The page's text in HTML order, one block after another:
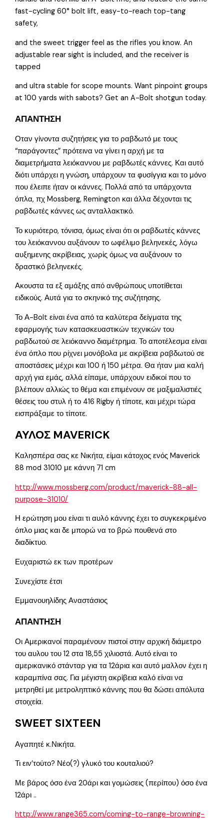
fast-cycling 60° bolt lift, easy-to-reach top-tang
safety,
and the sweet trigger feel as the rifles you know. An
adjustable rear sight is included, and the receiver is
tapped
and ultra stable for scope mounts. Want pinpoint groups
at 100 yards with sabots? Get an A-Bolt shotgun today.
ΑΠΑΝΤΗΣΗ
Οταν γίνοντα συζητήσεις για το ραβδωτό με τους
“παράγοντες” πρότεινα να γίνει η αρχή με τα
διαμετρήματα λειόκαννου με ραβδωτές κάννες. Και αυτό
διότι υπάρχει η γνώση, υπάρχουν τα φυσίγγια και το μόνο
που έλειπε ήταν οι κάννες. Πολλά από τα υπάρχοντα
όπλα, πχ Mossberg, Remington και άλλα δέχονται τις
ραβδωτές κάννες ως ανταλλακτικό.
Το κυριότερο, τόνισα, όμως είναι ότι οι ραβδωτές κάννες
του λειόκαννου αυξάνουν το ωφέλιμο βεληνεκές, λόγω
αυξημενης ακρίβειας, χωρίς όμως να αυξάνουν το
δραστικό βεληνεκές.
Ακουστα τα εξ αμάξης από ανθρώπους υποτίθεται
ειδικούς. Αυτά για το σκηνικό της συζήτησης.
Το Α-Bolt είναι ένα από τα καλύτερα δείγματα της
εφαρμογής των κατασκευαστικών τεχνικών του
ραβδωτού σε λειόκαννο διαμέτρημα. Το αποτέλεσμα είναι
ένα όπλο που ρίχνει μονόβολα με ακρίβεια ραβδωτού σε
αποστάσεις μέχρι και 100 ή 150 μέτρα. Θα ήταν μια καλή
αρχή για εμάς, αλλά είπαμε, υπάρχουν ειδικοί που το
βλέπουν αλλιώς το θέμα και επιμένουν σε μαξιμαλιστιές
θέσεις του στυλ ή το 416 Rigby ή τίποτε, και μέχρι τώρα
εισπράξαμε το τίποτε.
ΑΥΛΟΣ MAVERICK
Καλησπέρα σας κε Νικήτα, είμαι κάτοχος ενός Maverick
88 mod 31010 με κάννη 71 cm
http://www.mossberg.com/product/maverick-88-all-
purpose-31010/
Η ερώτηση μου είναι τι αυλό κάννης έχει το συγκεκριμένο
όπλο μιας και δε μπορώ να το βρώ πουθενά στο
διαδίκτυο.
Ευχαριστώ εκ των προτέρων
Συνεχίστε έτσι
Εμμανουηλίδης Αναστάσιος
ΑΠΑΝΤΗΣΗ
Οι Αμερικανοί παραμένουν πιστοί στην αρχική διάμετρο
του αυλου του 12 στα 18,55 χιλιοστά. Αυτό είναι το
αμερικανικό στάνταρ για τα 12άρια και αυτό μαλλον έχει η
καραμπίνα σας. Για μέγιστη ακρίβεια καλό είναι να
μετρηθεί με μετροληπτικό κάννης που θα δώσει απόλυτα
στοιχεία.
SWEET SIXTEEN
Αγαπητέ κ.Νικήτα.
Τι ειν’τούτο? Νέο(?) γλυκό του κουταλιού?
Με βάρος όσο ένα 20άρι και γομώσεις (περίπου) όσο ένα
12άρι ..
http://www.range365.com/coming-to-range-browning-